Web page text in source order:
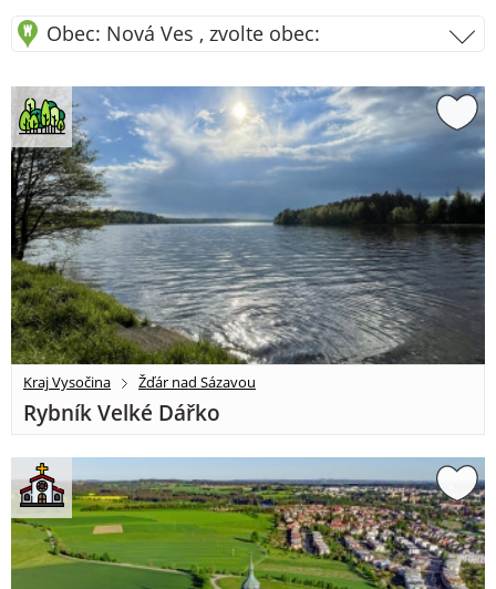
Obec: Nová Ves , zvolte obec:
Kraj Vysočina Žďár nad Sázavou
Rybník Velké Dářko